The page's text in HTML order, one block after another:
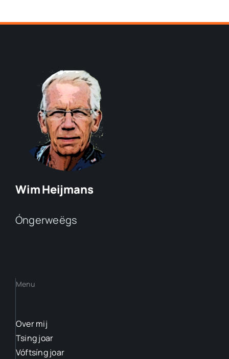
Wim Heijmans
Óngerweëgs
Menu
Over mij
Tsing joar
Vóftsíng joar